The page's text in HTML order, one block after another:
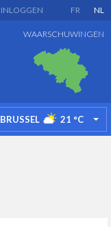
FR NL
INLOGGEN
WAARSCHUWINGEN
BRUSSEL 21 °C